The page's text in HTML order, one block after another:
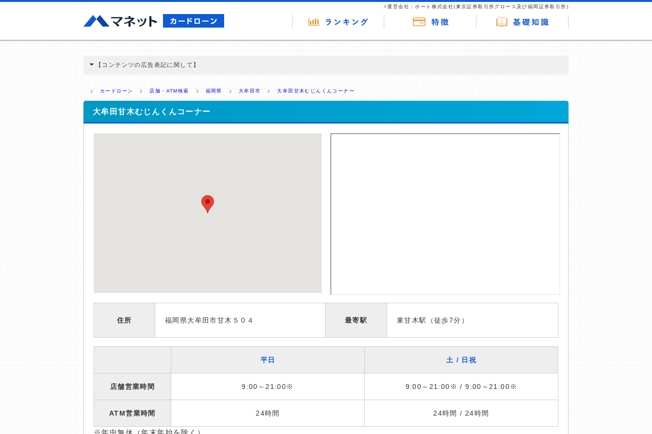
>運営会社：ポート株式会社(東京証券取引所グロース及び福岡証券取引所)
【コンテンツの広告表記に関して】
ミ収集などに基づき、公平性を担保した情報提供を行っています。
>提携企業一覧
カードローン 店舗・ATM検索 福岡県 大牟田市 大牟田甘木むじんくんコーナー
大牟田甘木むじんくんコーナー
住所 福岡県大牟田市甘木５０４ 最寄駅 東甘木駅（徒歩7分）
平日 土 / 日祝
店舗営業時間 9:00～21:00※ 9:00～21:00※ / 9:00～21:00※
ATM営業時間 24時間 24時間 / 24時間
※年中無休（年末年始を除く）